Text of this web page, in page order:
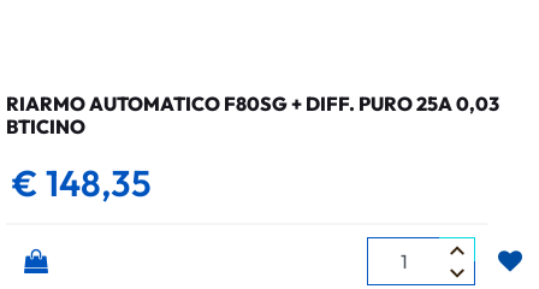
RIARMO AUTOMATICO F80SG + DIFF. PURO 25A 0,03
BTICINO
€ 148,35
Quantità